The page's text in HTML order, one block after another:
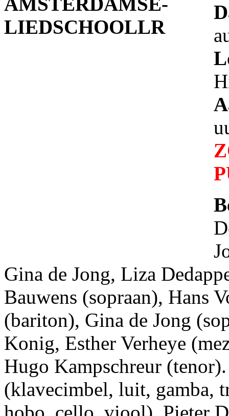
Gina de Jong, Liza
Bauwens (sopraan), Hans
(bariton), Gina de Jong
Konig, Esther Verheye
Hugo Kampschreur
(klavecimbel, luit, gamba,